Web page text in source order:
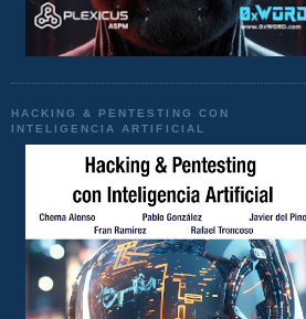
HACKING & PENTESTING CON
INTELIGENCIA ARTIFICIAL